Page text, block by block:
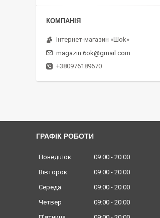
Інтернет-магазин «Шоk»
magazin.6ok@gmail.com
+380976189670
ГРАФІК РОБОТИ
Понеділок 09:00
20:00
Вівторок
09:00
20:00
Середа
09:00
20:00
Четвер
09:00
20:00